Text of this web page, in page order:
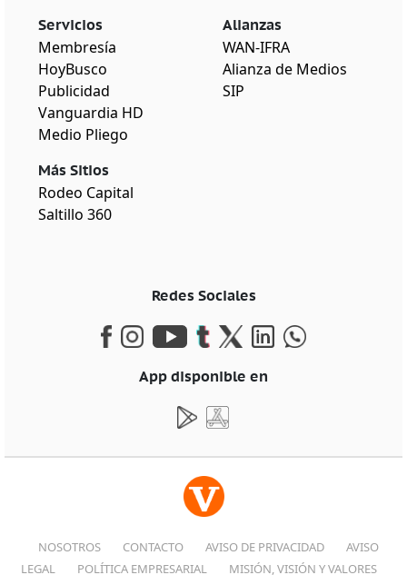
Servicios
Membresía
HoyBusco
Publicidad
Vanguardia HD
Medio Pliego
Más Sitios
Rodeo Capital
Saltillo 360
Alianzas
WAN-IFRA
Alianza de Medios
SIP
Redes Sociales
App disponible en
NOSOTROS CONTACTO AVISO DE PRIVACIDAD
AVISO
LEGAL
POLÍTICA EMPRESARIAL MISIÓN, VISIÓN Y VALORES